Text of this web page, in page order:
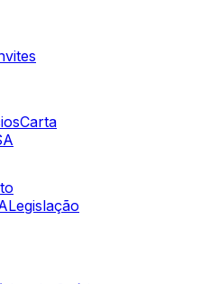
Carta
Legislação